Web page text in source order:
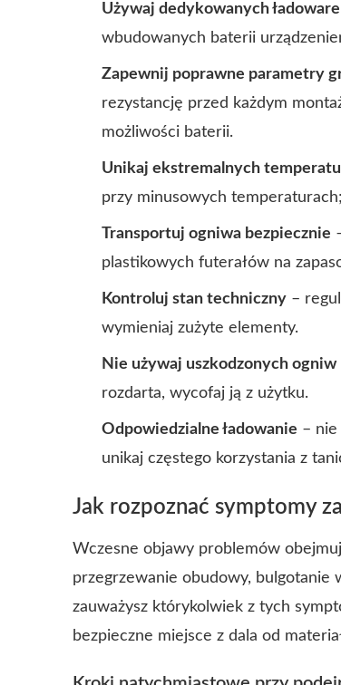
Używaj dedykowanych
wbudowanych baterii
Zapewnij poprawne parametry
rezystancję przed każdym
możliwości baterii.
Unikaj ekstremalnych
przy minusowych
Transportuj ogniwa bezpiecznie
plastikowych futerałów na
Kontroluj stan techniczny –
wymieniaj zużyte elementy.
Nie używaj uszkodzonych ogniw
rozdarta, wycofaj ją z użytku.
Odpowiedzialne ładowanie – nie
unikaj częstego korzystania z
Jak rozpoznać symptomy
Wczesne objawy problemów
przegrzewanie obudowy, bulgotanie
zauważysz którykolwiek z tych
bezpieczne miejsce z dala od